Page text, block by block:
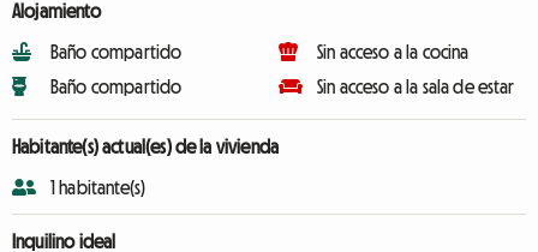
Alojamiento
Baño compartido
Baño compartido
Sin acceso a la cocina
Sin acceso a la sala de estar
Habitante(s) actual(es) de la vivienda
1 habitante(s)
Inquilino ideal